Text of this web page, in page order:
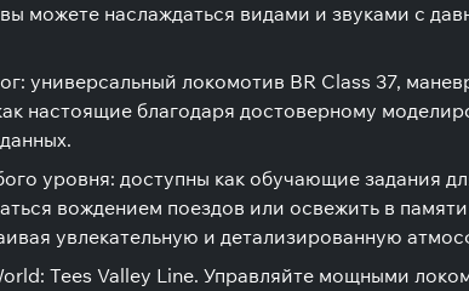
можете наслаждаться видами и звуками с
универсальный локомотив BR Class 37,
настоящие благодаря достоверному
уровня: доступны как обучающие задания
вождением поездов или освежить в
увлекательную и детализированную
Tees Valley Line. Управляйте мощными